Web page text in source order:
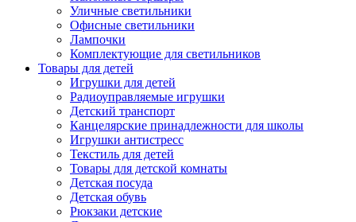
Уличные светильники
Офисные светильники
Лампочки
Комплектующие для светильников
Товары для детей
Игрушки для детей
Радиоуправляемые игрушки
Детский транспорт
Канцелярские принадлежности для школы
Игрушки антистресс
Текстиль для детей
Товары для детской комнаты
Детская посуда
Детская обувь
Рюкзаки детские